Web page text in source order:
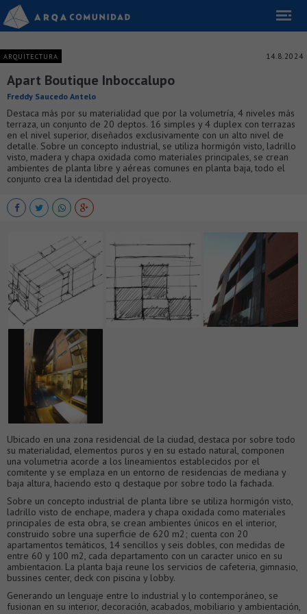
ARQUITECTURA 14.8.2024
Apart Boutique Inboccalupo
Freddy Saucedo Antelo
Destaca más por su materialidad que por la volumetría, 4 niveles más
terraza, un conjunto de 20 deptos. 16 simples y 4 duplex con terrazas
en el nivel superior, diseñados exclusivamente con un alto nivel de
detalle. Sobre un concepto industrial, se utiliza hormigón visto, ladrillo
visto, madera y chapa oxidada como materiales principales, se crean
ambientes de planta libre y aéreas comunes en planta baja, todo el
conjunto crea la identidad del proyecto.
Ubicado en una zona residencial de la ciudad, destaca por sobre todo
su materialidad, elementos puros y en su estado natural, componen
una volumetria acorde a los lineamientos establecidos por el
comitente y se emplaza en un entorno de residencias de mediana y
baja altura, haciendo esto q destaque por sobre todo la fachada.
Sobre un concepto industrial de planta libre se utiliza hormigón visto,
ladrillo visto de enchape, madera y chapa oxidada como materiales
principales de esta obra, se crean ambientes únicos en el interior,
construido sobre una superficie de 620 m2; cuenta con 20
apartamentos temáticos, 14 sencillos y seis dobles, con medidas de
entre 60 y 100 m2, cada departamento con un caracter unico en su
ambientacion. La planta baja reune los servicios de cafeteria, gimnasio,
bussines center, deck con piscina y lobby.
Generando un lenguaje entre lo industrial y lo contemporáneo, se
fusionan en su interior, decoración, acabados, mobiliario y ambientación,